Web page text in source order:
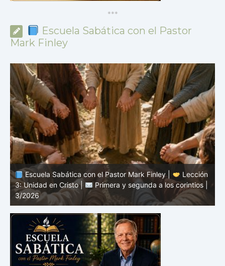
***
Escuela Sabática con el Pastor
Mark Finley
Escuela Sabática con el Pastor Mark Finley |
Lección
3: Unidad en Cristo |
Primera y segunda a los corintios |
3/2026